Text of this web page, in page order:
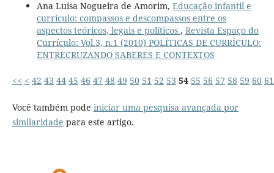
Ana Luisa Nogueira de Amorim, Educação infantil e
currículo: compassos e descompassos entre os
aspectos teóricos, legais e políticos , Revista Espaço do
Currículo: Vol.3, n.1 (2010) POLÍTICAS DE CURRÍCULO:
ENTRECRUZANDO SABERES E CONTEXTOS
<< < 42 43 44 45 46 47 48 49 50 51 52 53 54 55 56 57 58 59 60 61
Você também pode iniciar uma pesquisa avançada por
similaridade para este artigo.